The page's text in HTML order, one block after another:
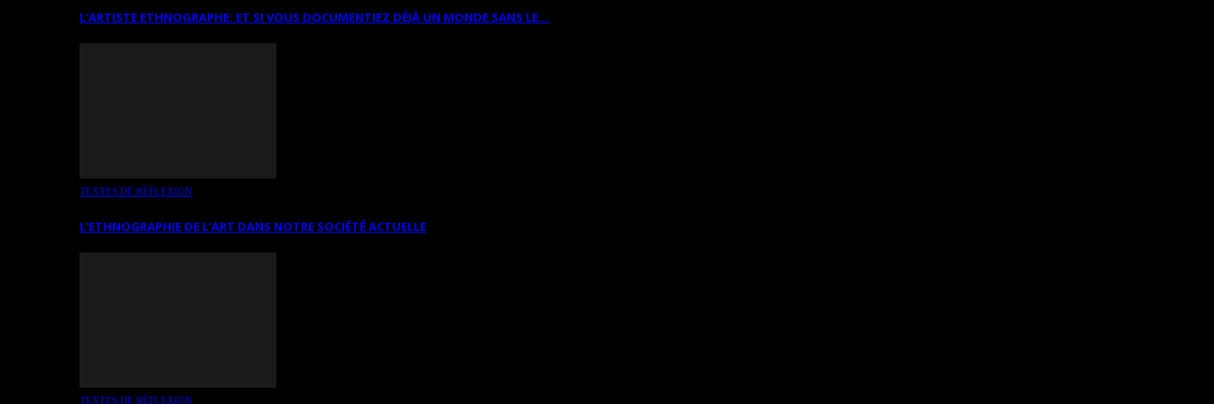
L’ARTISTE ETHNOGRAPHE: ET SI VOUS DOCUMENTIEZ DÉJÀ UN MONDE SANS LE…
TEXTES DE RÉFLEXION
L’ETHNOGRAPHIE DE L’ART DANS NOTRE SOCIÉTÉ ACTUELLE
TEXTES DE RÉFLEXION